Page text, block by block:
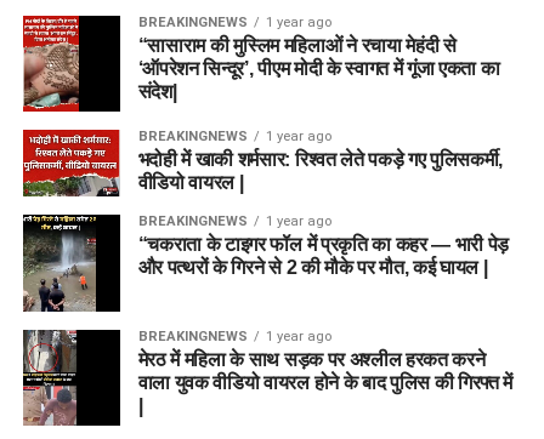
BREAKINGNEWS 1 year ago
“सासाराम की मुस्लिम महिलाओं ने रचाया मेहंदी से
‘ऑपरेशन सिन्दूर’, पीएम मोदी के स्वागत में गूंजा एकता का
संदेश|
BREAKINGNEWS 1 year ago
भदोही में खाकी शर्मसार: रिश्वत लेते पकड़े गए पुलिसकर्मी,
वीडियो वायरल |
BREAKINGNEWS 1 year ago
“चकराता के टाइगर फॉल में प्रकृति का कहर — भारी पेड़
और पत्थरों के गिरने से 2 की मौके पर मौत, कई घायल |
BREAKINGNEWS 1 year ago
मेरठ में महिला के साथ सड़क पर अश्लील हरकत करने
वाला युवक वीडियो वायरल होने के बाद पुलिस की गिरफ्त में